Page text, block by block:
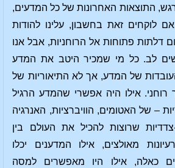
התוצאות האחרונות של כל המדעים,
לוקחים זאת בחשבון, עלינו להודות
דלתות פתוחות אל הרוחניות, אבל אנו
לב. כל מי שמכיר היטב את המדע
של המדע, אך לא התיאוריות של
אילו היה אפשרי שהמדע הרגיל
– של האטומים, הוויברציות, האנרגיה
צדדיות שרוצות להכיל את העולם בין
מאולצים, אילו המדענים יכלו
כאלה, אילו היו מאפשרים למסה